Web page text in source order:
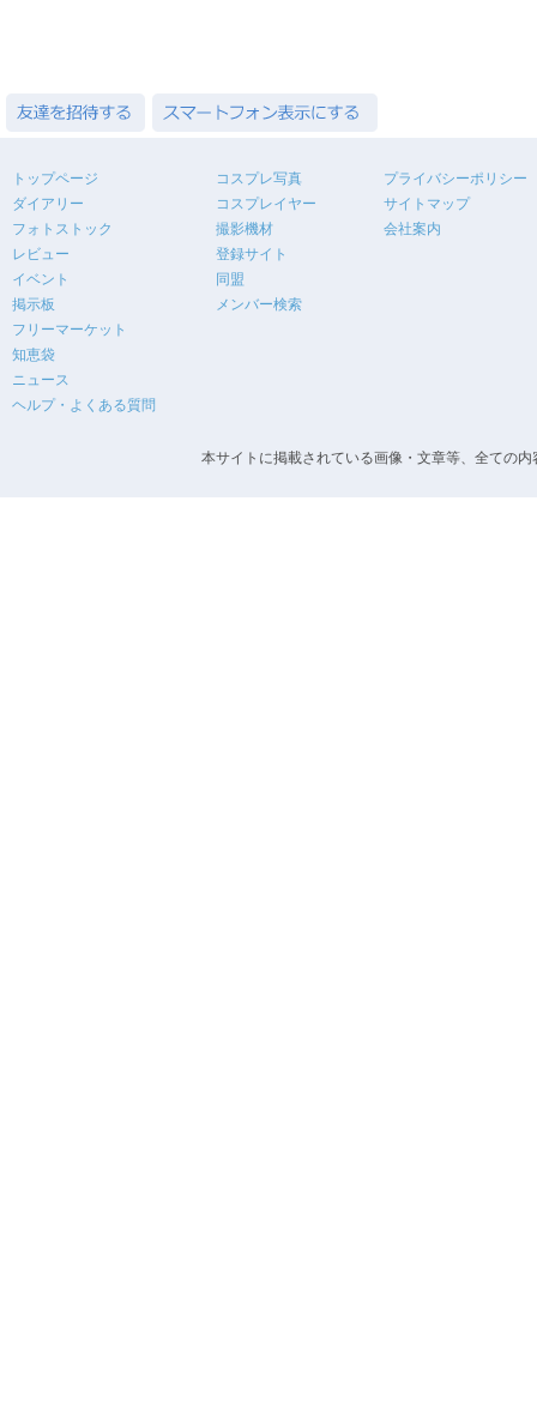
トップページ
ダイアリー
フォトストック
レビュー
イベント
掲示板
フリーマーケット
知恵袋
ニュース
ヘルプ・よくある質問
コスプレ写真
コスプレイヤー
撮影機材
登録サイト
同盟
メンバー検索
プライバシーポリシー
サイトマップ
会社案内
本サイトに掲載されている画像・文章等、全ての